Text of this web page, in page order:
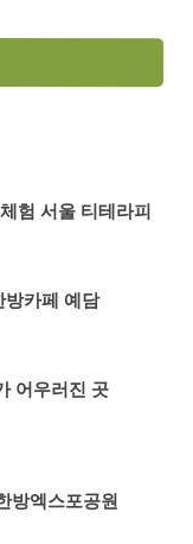
험 서울 티테라피
방카페 예담
어우러진 곳
방엑스포공원